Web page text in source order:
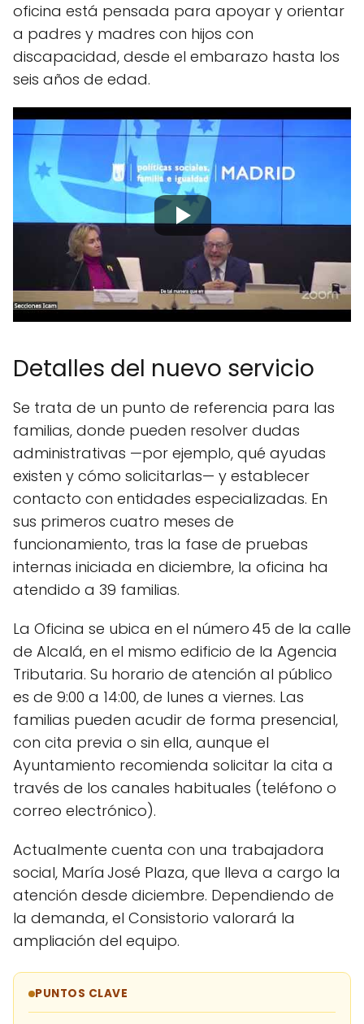
oficina está pensada para apoyar y orientar
a padres y madres con hijos con
discapacidad, desde el embarazo hasta los
seis años de edad.
Detalles del nuevo servicio
Se trata de un punto de referencia para las
familias, donde pueden resolver dudas
administrativas —por ejemplo, qué ayudas
existen y cómo solicitarlas— y establecer
contacto con entidades especializadas. En
sus primeros cuatro meses de
funcionamiento, tras la fase de pruebas
internas iniciada en diciembre, la oficina ha
atendido a 39 familias.
La Oficina se ubica en el número 45 de la calle
de Alcalá, en el mismo edificio de la Agencia
Tributaria. Su horario de atención al público
es de 9:00 a 14:00, de lunes a viernes. Las
familias pueden acudir de forma presencial,
con cita previa o sin ella, aunque el
Ayuntamiento recomienda solicitar la cita a
través de los canales habituales (teléfono o
correo electrónico).
Actualmente cuenta con una trabajadora
social, María José Plaza, que lleva a cargo la
atención desde diciembre. Dependiendo de
la demanda, el Consistorio valorará la
ampliación del equipo.
PUNTOS CLAVE